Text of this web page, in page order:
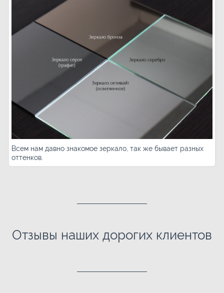
Всем нам давно знакомое зеркало, так же бывает разных
оттенков.
Отзывы наших дорогих клиентов